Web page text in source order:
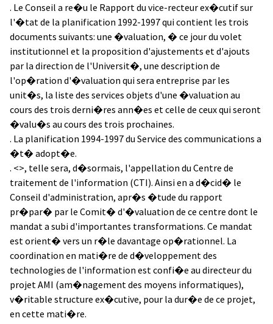
. Le Conseil a re�u le Rapport du vice-recteur ex�cutif sur
l'�tat de la planification 1992-1997 qui contient les trois
documents suivants: une �valuation, � ce jour du volet
institutionnel et la proposition d'ajustements et d'ajouts
par la direction de l'Universit�, une description de
l'op�ration d'�valuation qui sera entreprise par les
unit�s, la liste des services objets d'une �valuation au
cours des trois derni�res ann�es et celle de ceux qui seront
�valu�s au cours des trois prochaines.
. La planification 1994-1997 du Service des communications a
�t� adopt�e.
. <>, telle sera, d�sormais, l'appellation du Centre de
traitement de l'information (CTI). Ainsi en a d�cid� le
Conseil d'administration, apr�s �tude du rapport
pr�par� par le Comit� d'�valuation de ce centre dont le
mandat a subi d'importantes transformations. Ce mandat
est orient� vers un r�le davantage op�rationnel. La
coordination en mati�re de d�veloppement des
technologies de l'information est confi�e au directeur du
projet AMI (am�nagement des moyens informatiques),
v�ritable structure ex�cutive, pour la dur�e de ce projet,
en cette mati�re.